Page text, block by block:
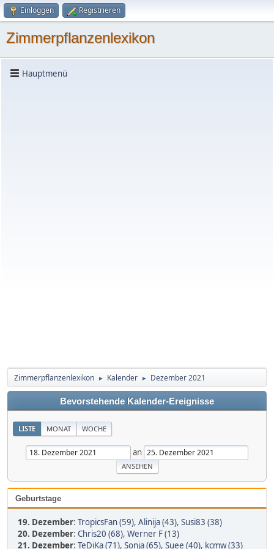
Einloggen Registrieren
Zimmerpflanzenlexikon
Hauptmenü
Zimmerpflanzenlexikon ► Kalender ► Dezember 2021
Bevorstehende Kalender-Ereignisse
LISTE MONAT WOCHE
an
Geburtstage
19. Dezember: TropicsFan (59), Alinija (43), Susi83 (38)
20. Dezember: Chris20 (68), Werner F (13)
21. Dezember: TeDiKa (71), Sonja (65), Suee (40), kcmw (33)